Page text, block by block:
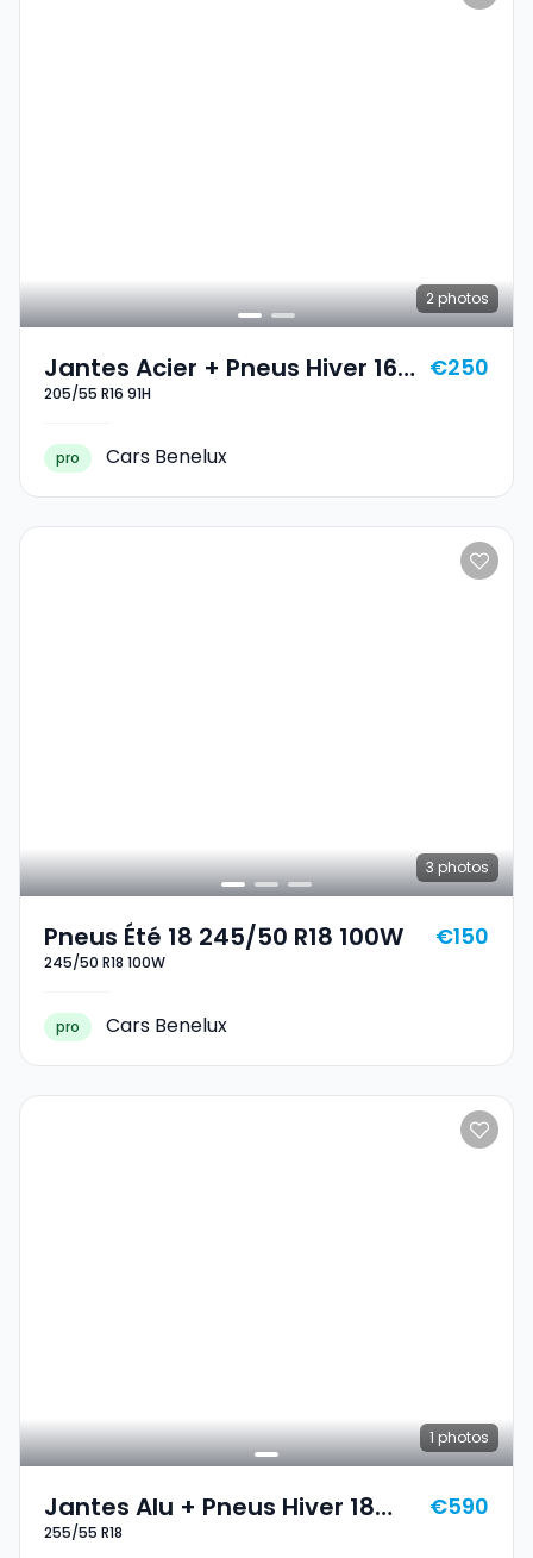
2 photos
Jantes Acier + Pneus Hiver 16
205/55 R16 91H
205/55 R16 91H
€250
pro Cars Benelux
3 photos
Pneus Été 18 245/50 R18 100W
245/50 R18 100W
€150
pro Cars Benelux
1 photos
Jantes Alu + Pneus Hiver 18
255/55 R18
255/55 R18
€590